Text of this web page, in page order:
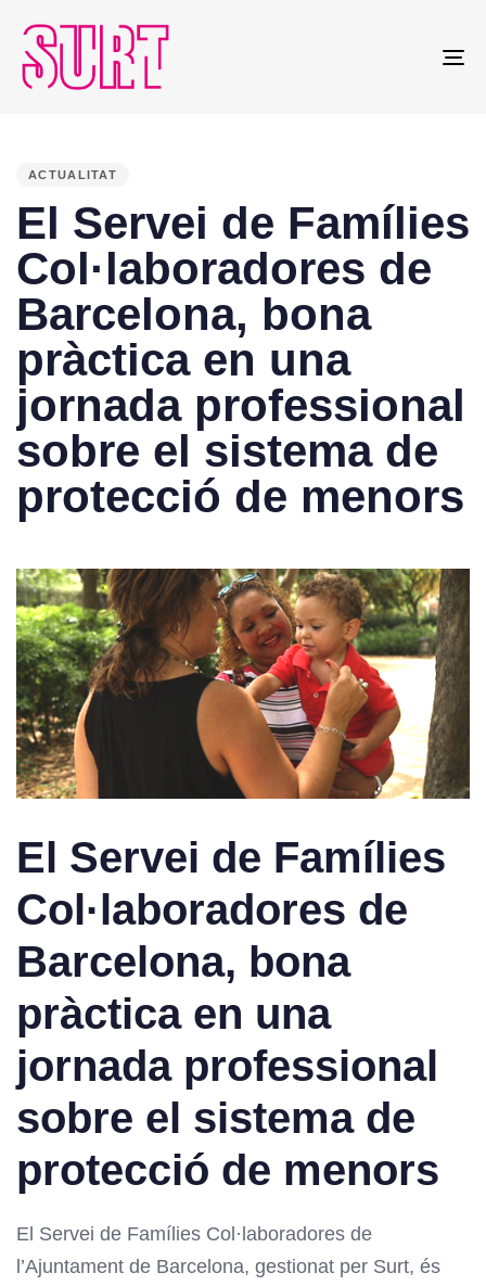
ACTUALITAT
El Servei de Famílies
Col·laboradores de
Barcelona, bona
pràctica en una
jornada professional
sobre el sistema de
protecció de menors
El Servei de Famílies
Col·laboradores de
Barcelona, bona
pràctica en una
jornada professional
sobre el sistema de
protecció de menors
El Servei de Famílies Col·laboradores de
l’Ajuntament de Barcelona, gestionat per Surt, és